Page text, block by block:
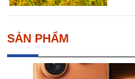
SẢN PHẨM